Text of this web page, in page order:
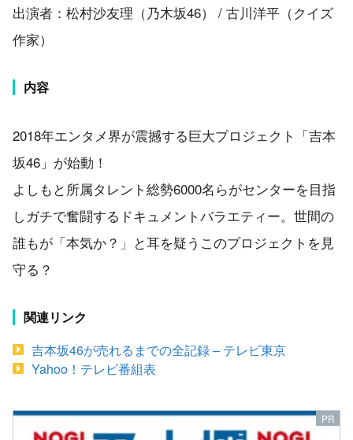
出演者：松村沙友理（乃木坂46） / 古川洋平（クイズ
作家）
内容
2018年エンタメ界が震撼する巨大プロジェクト「吉本
坂46」が始動！
よしもと所属タレント総勢6000名らがセンターを目指
しガチで奮闘するドキュメントバラエティー。世間の
誰もが「本気か？」と耳を疑うこのプロジェクトを見
守る？
関連リンク
吉本坂46が売れるまでの全記録 – テレビ東京
Yahoo！テレビ番組表